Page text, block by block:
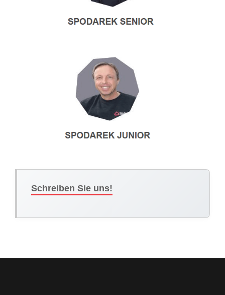
Schreiben Sie uns!